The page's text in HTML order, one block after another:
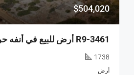
$504,020
1738
أرض